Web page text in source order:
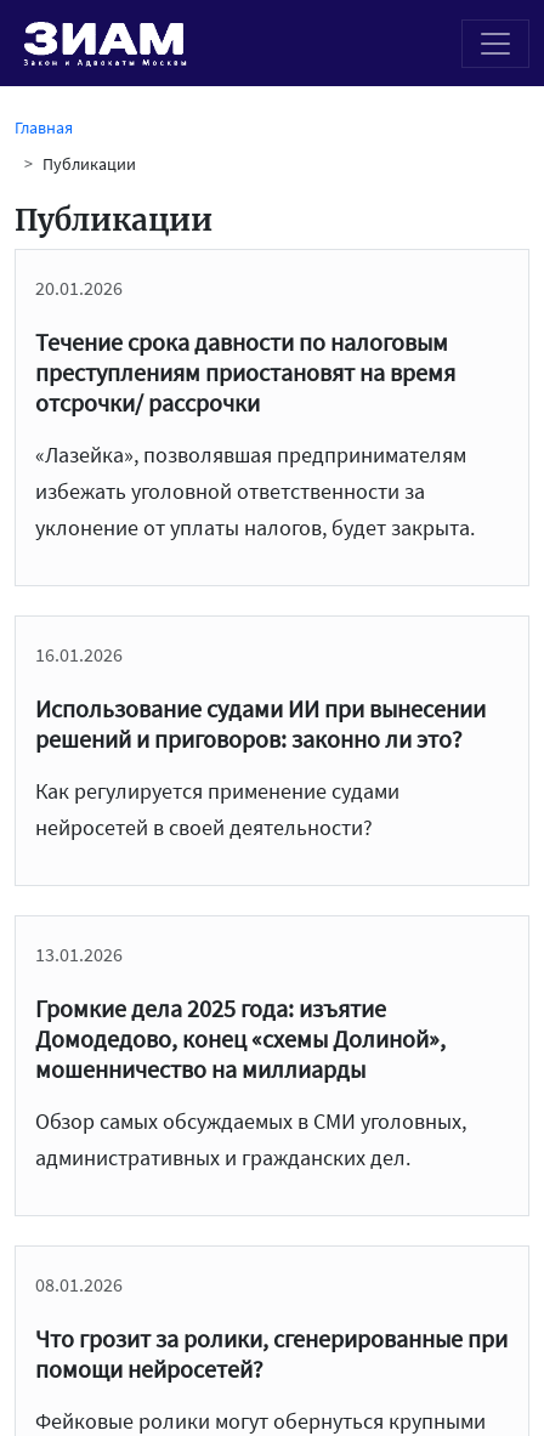
Главная
Публикации
Публикации
20.01.2026
Течение срока давности по налоговым
преступлениям приостановят на время
отсрочки/ рассрочки
«Лазейка», позволявшая предпринимателям
избежать уголовной ответственности за
уклонение от уплаты налогов, будет закрыта.
16.01.2026
Использование судами ИИ при вынесении
решений и приговоров: законно ли это?
Как регулируется применение судами
нейросетей в своей деятельности?
13.01.2026
Громкие дела 2025 года: изъятие
Домодедово, конец «схемы Долиной»,
мошенничество на миллиарды
Обзор самых обсуждаемых в СМИ уголовных,
административных и гражданских дел.
08.01.2026
Что грозит за ролики, сгенерированные при
помощи нейросетей?
Фейковые ролики могут обернуться крупными